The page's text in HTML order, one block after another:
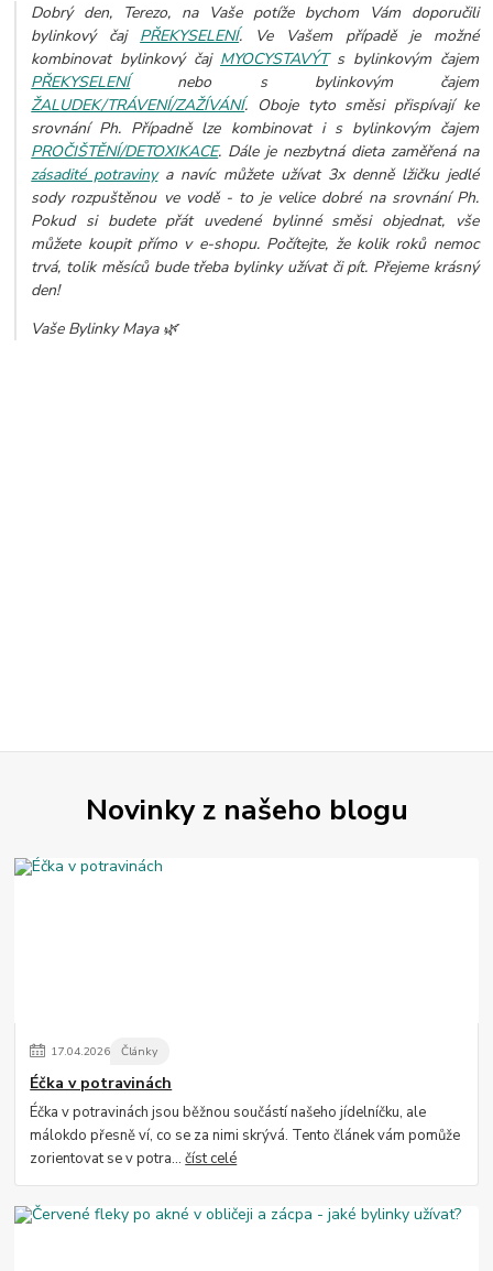
Dobrý den, Terezo, na Vaše potíže bychom Vám doporučili
bylinkový čaj PŘEKYSELENÍ. Ve Vašem případě je možné
kombinovat bylinkový čaj MYOCYSTAVÝTs bylinkovým čajem
PŘEKYSELENÍnebo s bylinkovým čajem
ŽALUDEK/TRÁVENÍ/ZAŽÍVÁNÍ. Oboje tyto směsi přispívají ke
srovnání Ph. Případně lze kombinovat i s bylinkovým čajem
PROČIŠTĚNÍ/DETOXIKACE. Dále je nezbytná dieta zaměřená na
zásadité potravinya navíc můžete užívat 3x denně lžičku jedlé
sody rozpuštěnou ve vodě - to je velice dobré na srovnání Ph.
Pokud si budete přát uvedené bylinné směsi objednat, vše
můžete koupit přímo v e-shopu. Počítejte, že kolik roků nemoc
trvá, tolik měsíců bude třeba bylinky užívat či pít. Přejeme krásný
den!
Vaše Bylinky Maya 🌿
Novinky z našeho blogu
17.04.2026 Články
Éčka v potravinách
Éčka v potravinách jsou běžnou součástí našeho jídelníčku, ale
málokdo přesně ví, co se za nimi skrývá. Tento článek vám pomůže
zorientovat se v potra...číst celé